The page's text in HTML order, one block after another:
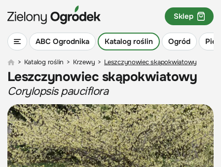
ABC Ogrodnika Katalog roślin Ogród
Sklep
> Katalog roślin > Krzewy > Leszczynowiec skąpokwiatowy
Leszczynowiec skąpokwiatowy
Corylopsis pauciflora